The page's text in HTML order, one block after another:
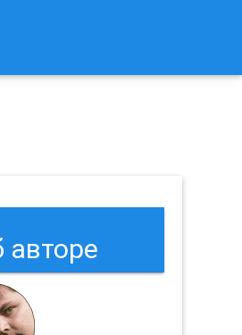
авторе